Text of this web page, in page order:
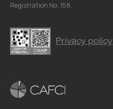
Registration No. 158.
Privacy policy